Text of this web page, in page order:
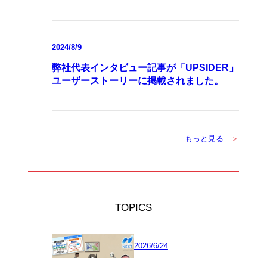
2024/8/9
弊社代表インタビュー記事が「UPSIDER」
ユーザーストーリーに掲載されました。
もっと見る ＞
TOPICS
2026/6/24